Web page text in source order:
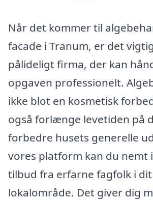
Når det kommer til
facade i Tranum, er det
pålideligt firma, der kan
opgaven professionelt.
ikke blot en kosmetisk
også forlænge levetiden på
forbedre husets generelle
vores platform kan du nemt
tilbud fra erfarne fagfolk i dit
lokalområde. Det giver dig